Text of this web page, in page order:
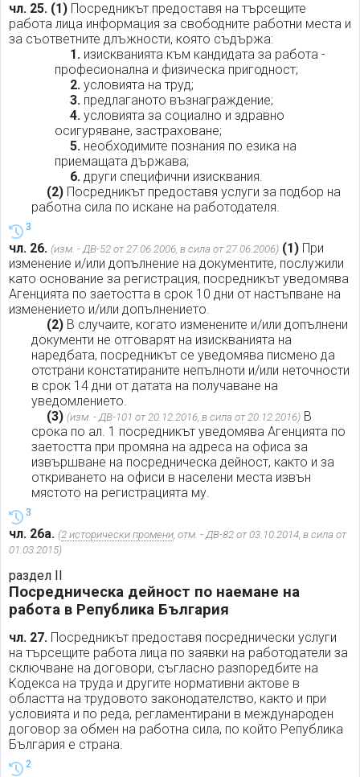
чл. 25. (1) Посредникът предоставя на търсещите
работа лица информация за свободните работни места и
за съответните длъжности, която съдържа:
1.изискванията към кандидата за работа -
професионална и физическа пригодност;
2.условията на труд;
3.предлаганото възнаграждение;
4.условията за социално и здравно
осигуряване, застраховане;
5.необходимите познания по езика на
приемащата държава;
6.други специфични изисквания.
(2) Посредникът предоставя услуги за подбор на
работна сила по искане на работодателя.
3
чл. 26. (изм. - ДВ-52 от 27.06.2006, в сила от 27.06.2006) (1) При
изменение и/или допълнение на документите, послужили
като основание за регистрация, посредникът уведомява
Агенцията по заетостта в срок 10 дни от настъпване на
изменението и/или допълнението.
(2) В случаите, когато изменените и/или допълнени
документи не отговарят на изискванията на
наредбата, посредникът се уведомява писмено да
отстрани констатираните непълноти и/или неточности
в срок 14 дни от датата на получаване на
уведомлението.
(3) (изм. - ДВ-101 от 20.12.2016, в сила от 20.12.2016) В
срока по ал. 1 посредникът уведомява Агенцията по
заетостта при промяна на адреса на офиса за
извършване на посредническа дейност, както и за
откриването на офиси в населени места извън
мястото на регистрацията му.
3
чл. 26а. (2 исторически промени, отм. - ДВ-82 от 03.10.2014, в сила от
01.03.2015)
раздел II
Посредническа дейност по наемане на
работа в Република България
чл. 27. Посредникът предоставя посреднически услуги
на търсещите работа лица по заявки на работодатели за
сключване на договори, съгласно разпоредбите на
Кодекса на труда и другите нормативни актове в
областта на трудовото законодателство, както и при
условията и по реда, регламентирани в международен
договор за обмен на работна сила, по който Република
България е страна.
2